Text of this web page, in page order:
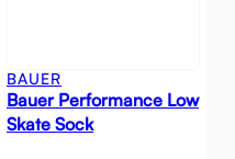
BAUER
Bauer Performance Low
Skate Sock